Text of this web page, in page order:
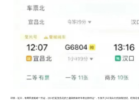
详情： 近日，有网民发帖称“7月起，汉口往返宜昌北的三趟高铁标杆车将全部停运”，引发不少计划出行的旅客担忧。经湖北